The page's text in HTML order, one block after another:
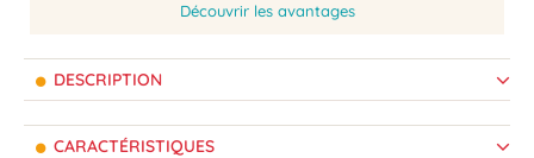
Découvrir les avantages
DESCRIPTION
CARACTÉRISTIQUES